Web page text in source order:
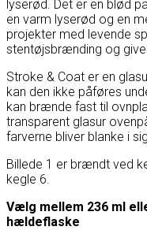
lyserød. Det er en blød
en varm lyserød og en
projekter med levende
stentøjsbrænding og
Stroke & Coat er en
kan den ikke påføres
kan brænde fast til
transparent glasur
farverne bliver blanke i
Billede 1 er brændt ved
kegle 6.
Vælg mellem 236 ml
hældeflaske